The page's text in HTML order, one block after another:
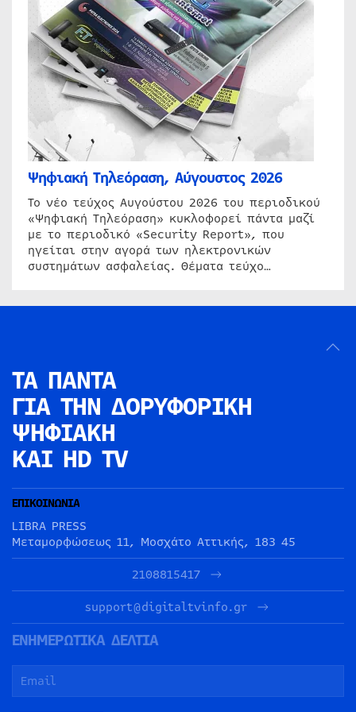
Ψηφιακή Τηλεόραση, Αύγουστος 2026
Το νέο τεύχος Αυγούστου 2026 του περιοδικού
«Ψηφιακή Τηλεόραση» κυκλοφορεί πάντα μαζί
με το περιοδικό «Security Report», που
ηγείται στην αγορά των ηλεκτρονικών
συστημάτων ασφαλείας. Θέματα τεύχο…
ΤΑ ΠΑΝΤΑ
ΓΙΑ ΤΗΝ ΔΟΡΥΦΟΡΙΚΗ
ΨΗΦΙΑΚΗ
ΚΑΙ HD TV
ΕΠΙΚΟΙΝΩΝΙΑ
LIBRA PRESS
Μεταμορφώσεως 11, Μοσχάτο Αττικής, 183 45
2108815417
support@digitaltvinfo.gr
ΕΝΗΜΕΡΩΤΙΚΑ ΔΕΛΤΙΑ